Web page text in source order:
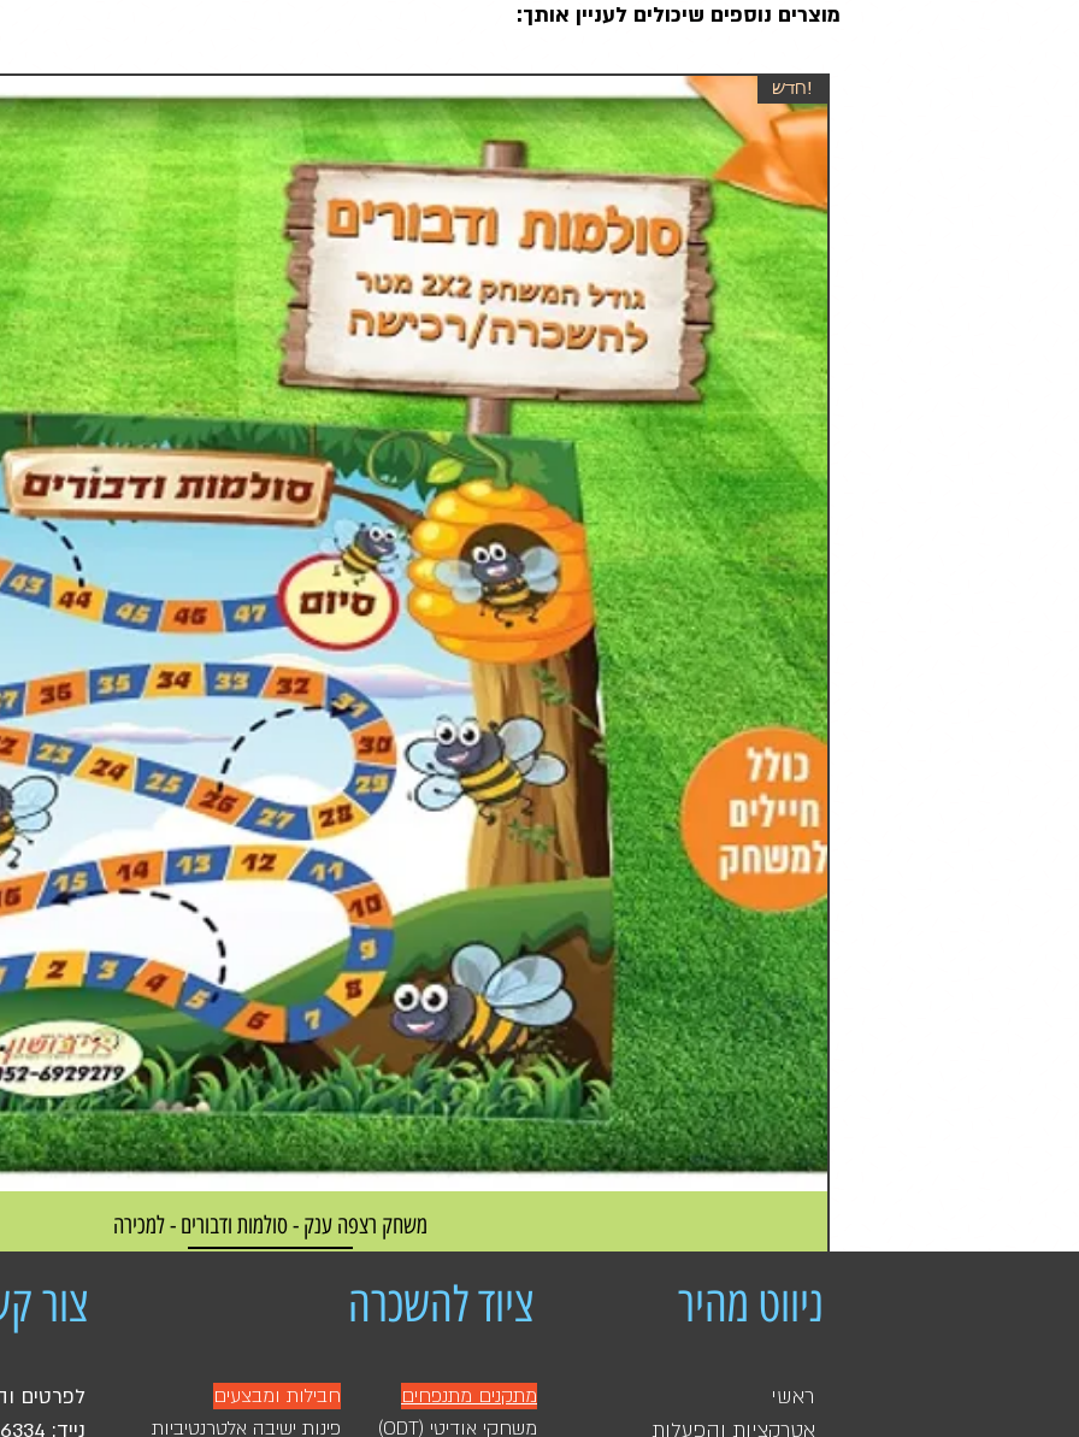
מוצרים נוספים שיכולים לעניין אותך:
!חדש
משחק רצפה ענק - סולמות ודבורים - למכירה
ניווט מהיר ציוד להשכרה צור
ראשי
אטרקציות והפעלות
מתקנים מתנפחים
משחקי אודיטי (ODT)
חבילות ומבצעים
פינות ישיבה אלטרנטיביות
לפרטים
נייד: